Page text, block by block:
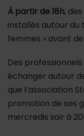
À partir de 18h,
installés autour du
femmes » avant
Des
échanger autour
que l’association
promotion de ses
mercredis soir à